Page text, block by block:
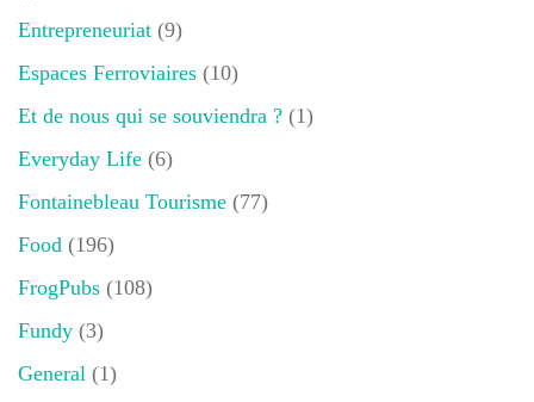
Entrepreneuriat (9)
Espaces Ferroviaires (10)
Et de nous qui se souviendra ? (1)
Everyday Life (6)
Fontainebleau Tourisme (77)
Food (196)
FrogPubs (108)
Fundy (3)
General (1)